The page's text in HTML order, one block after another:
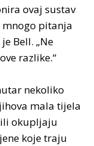
ovaj sustav
mnogo pitanja
Bell. „Ne
razlike.“
nekoliko
mala tijela
ili okupljaju
koje traju